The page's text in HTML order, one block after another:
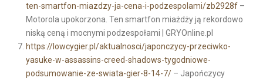
ten-smartfon-miazdzy-ja-cena-i-podzespolami/zb2928f–
Motorola upokorzona. Ten smartfon miażdży ją rekordowo
niską ceną i mocnymi podzespołami | GRYOnline.pl
https://lowcygier.pl/aktualnosci/japonczycy-przeciwko-
yasuke-w-assassins-creed-shadows-tygodniowe-
podsumowanie-ze-swiata-gier-8-14-7/– Japończycy